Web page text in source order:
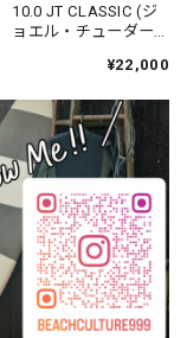
10.0 JT CLASSIC (ジ
ョエル・チューダー
Unlimited (FU FIN)
¥22,000